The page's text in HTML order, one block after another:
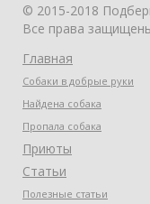
© 2015-2018
Все права
Главная
Собаки в добрые руки
Найдена собака
Пропала собака
Приюты
Статьи
Полезные статьи